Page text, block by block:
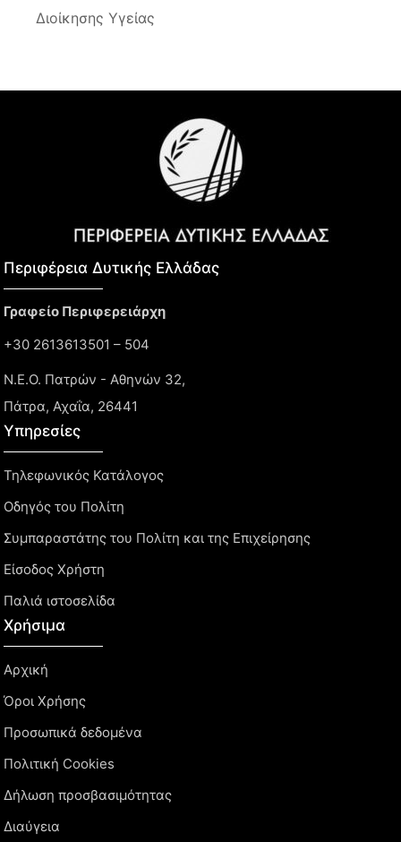
Διοίκησης Υγείας
Περιφέρεια Δυτικής Ελλάδας​
Γραφείο Περιφερειάρχη
+30 2613613501 – 504
Ν.Ε.Ο. Πατρών - Αθηνών 32,
Πάτρα, Αχαΐα, 26441
Υπηρεσίες
Τηλεφωνικός Κατάλογος
Οδηγός του Πολίτη
Συμπαραστάτης του Πολίτη και της Επιχείρησης
Είσοδος Χρήστη
Παλιά ιστοσελίδα
Χρήσιμα
Αρχική
Όροι Χρήσης
Προσωπικά δεδομένα
Πολιτική Cookies
Δήλωση προσβασιμότητας
Διαύγεια